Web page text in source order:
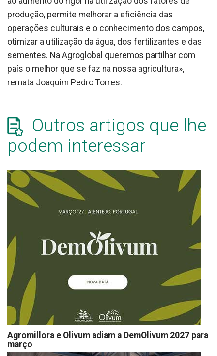
produção, permite melhorar a eficiência das
operações culturais e o conhecimento dos campos,
otimizar a utilização da água, dos fertilizantes e das
sementes. Na Agroglobal queremos partilhar com
país o melhor que se faz na nossa agricultura»,
remata Joaquim Pedro Torres.
Outros artigos que lhe
podem interessar
Agromillora e Olivum adiam a DemOlivum 2027 para
março